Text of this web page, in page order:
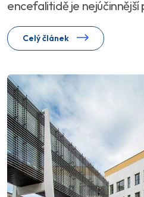
encefalitidě je nejúčinnější
Celý článek